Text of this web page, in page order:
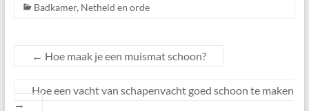
Badkamer, Netheid en orde
← Hoe maak je een muismat schoon?
Hoe een vacht van schapenvacht goed schoon te maken
→